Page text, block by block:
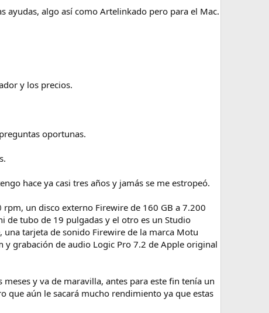
ayudas, algo así como Artelinkado pero para el Mac.
y los precios.
oportunas.
hace ya casi tres años y jamás se me estropeó.
un disco externo Firewire de 160 GB a 7.200
de tubo de 19 pulgadas y el otro es un Studio
una tarjeta de sonido Firewire de la marca Motu
y grabación de audio Logic Pro 7.2 de Apple original
y va de maravilla, antes para este fin tenía un
que aún le sacará mucho rendimiento ya que estas